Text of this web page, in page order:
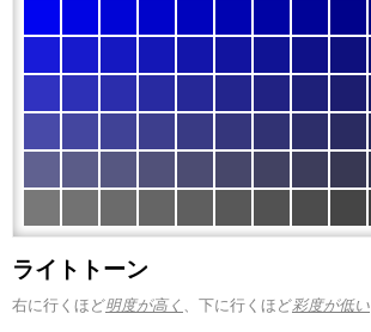
ライトトーン
右に行くほど明度が高く 、下に行くほど彩度が低い